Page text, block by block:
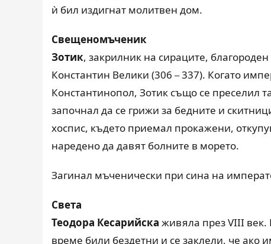
ѝ бил издигнат молитвен дом.
Свещеномъченик
Зотик, закрилник на сираците,
Константин Велики (306 –337). Когато
Константинопол, Зотик също се преселил
започнал да се грижи за бедните и
хоспис, където приемал прокажени,
наредено да давят болните в морето.
Загинал мъченически при сина на
Света
Теодора Кесарийска живяла през VIII век.
време били бездетни и се заклели, че ако